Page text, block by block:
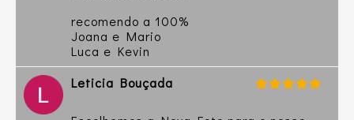
recomendo a 100%
Joana e Mario
Luca e Kevin
Leticia Bouçada